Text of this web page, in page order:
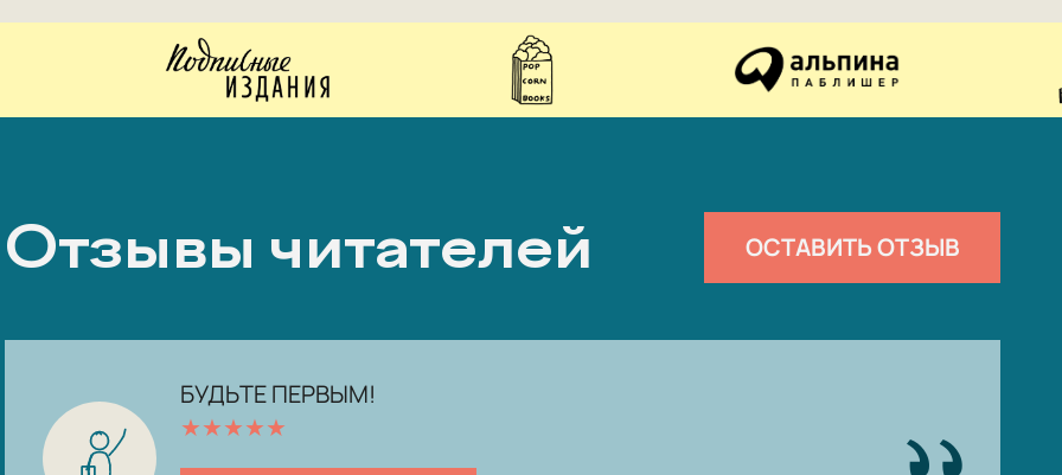
Отзывы читателей ОСТАВИТЬ ОТЗЫВ
БУДЬТЕ ПЕРВЫМ!
★★★★★